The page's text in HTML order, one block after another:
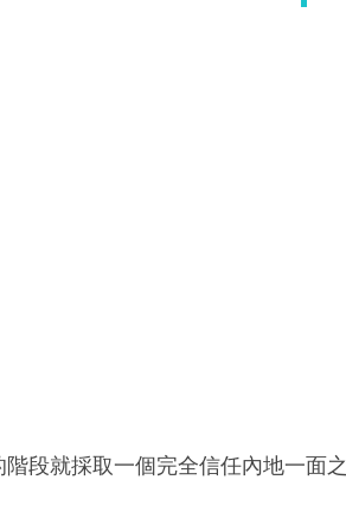
段就採取一個完全信任內地一面之